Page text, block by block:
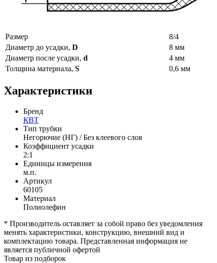
Размер
8/4
Диаметр до усадки, D
8 мм
Диаметр после усадки, d
4 мм
Толщина материала, S 0,6 мм
Характеристики
Бренд
КВТ
Тип трубки
Негорючие (НГ) / Без клеевого слоя
Коэффициент усадки
2:1
Единицы измерения
м.п.
Артикул
60105
Материал
Полиолефин
* Производитель оставляет за собой право без уведомления
менять характеристики, конструкцию, внешний вид и
комплектацию товара. Представленная информация не
является публичной офертой
Товар из подборок